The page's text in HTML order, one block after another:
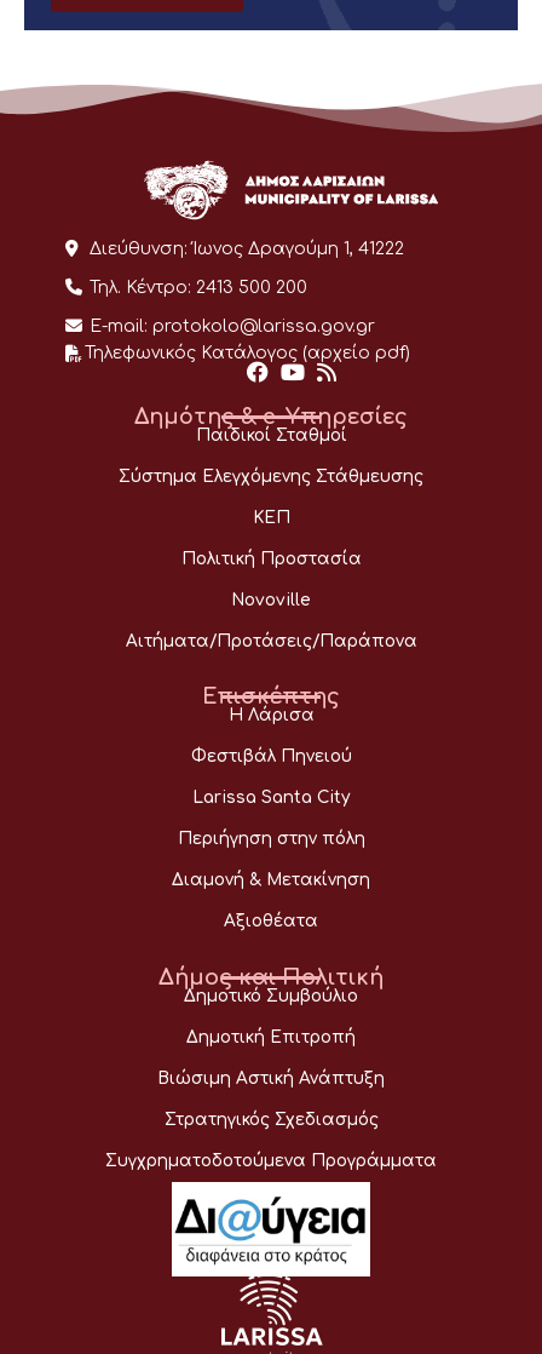
Διεύθυνση: Ίωνος Δραγούμη 1, 41222
Τηλ. Κέντρο: 2413 500 200
E-mail: protokolo@larissa.gov.gr
Τηλεφωνικός Κατάλογος (αρχείο pdf)
Δημότης & e-Υπηρεσίες
Παιδικοί Σταθμοί
Σύστημα Ελεγχόμενης Στάθμευσης
ΚΕΠ
Πολιτική Προστασία
Novoville
Αιτήματα/Προτάσεις/Παράπονα
Επισκέπτης
Η Λάρισα
Φεστιβάλ Πηνειού
Larissa Santa City
Περιήγηση στην πόλη
Διαμονή & Μετακίνηση
Αξιοθέατα
Δήμος και Πολιτική
Δημοτικό Συμβούλιο
Δημοτική Επιτροπή
Βιώσιμη Αστική Ανάπτυξη
Στρατηγικός Σχεδιασμός
Συγχρηματοδοτούμενα Προγράμματα